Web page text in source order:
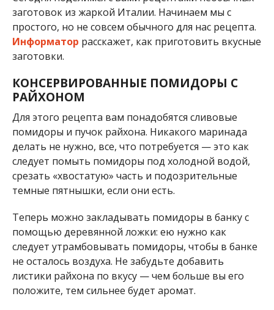
заготовок из жаркой Италии. Начинаем мы с
простого, но не совсем обычного для нас рецепта.
Информатор расскажет, как приготовить вкусные
заготовки.
КОНСЕРВИРОВАННЫЕ ПОМИДОРЫ С
РАЙХОНОМ
Для этого рецепта вам понадобятся сливовые
помидоры и пучок райхона. Никакого маринада
делать не нужно, все, что потребуется — это как
следует помыть помидоры под холодной водой,
срезать «хвостатую» часть и подозрительные
темные пятнышки, если они есть.
Теперь можно закладывать помидоры в банку с
помощью деревянной ложки: ею нужно как
следует утрамбовывать помидоры, чтобы в банке
не осталось воздуха. Не забудьте добавить
листики райхона по вкусу — чем больше вы его
положите, тем сильнее будет аромат.